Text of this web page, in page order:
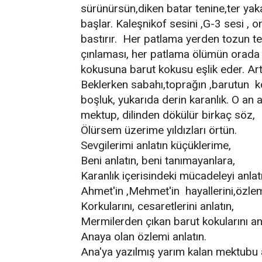
sürünürsün,diken batar tenine,ter
başlar. Kaleşnikof sesini ,G-3 sesi ,
bastırır. Her patlama yerden tozun
çınlaması, her patlama ölümün
kokusuna barut kokusu eşlik eder.
Beklerken sabahı,toprağın ,barutun
boşluk, yukarıda derin karanlık. O an
mektup, dilinden dökülür birkaç söz,
Ölürsem üzerime yıldızları örtün.
Sevgilerimi anlatın küçüklerime,
Beni anlatın, beni tanımayanlara,
Karanlık içerisindeki mücadeleyi
Ahmet'in ,Mehmet'in
Korkularını, cesaretlerini anlatın,
Mermilerden çıkan barut kokularını
Anaya olan özlemi anlatın.
Ana'ya yazılmış yarım kalan mektubu